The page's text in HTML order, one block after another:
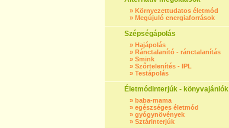
» Környezettudatos életmód
» Megújuló energiaforrások
Szépségápolás
» Hajápolás
» Ránctalanító - ránctalanítás
» Smink
» Szőrtelenítés - IPL
» Testápolás
Életmódinterjúk - könyvajánlók
» baba-mama
» egészséges életmód
» gyógynövények
» Sztárinterjúk